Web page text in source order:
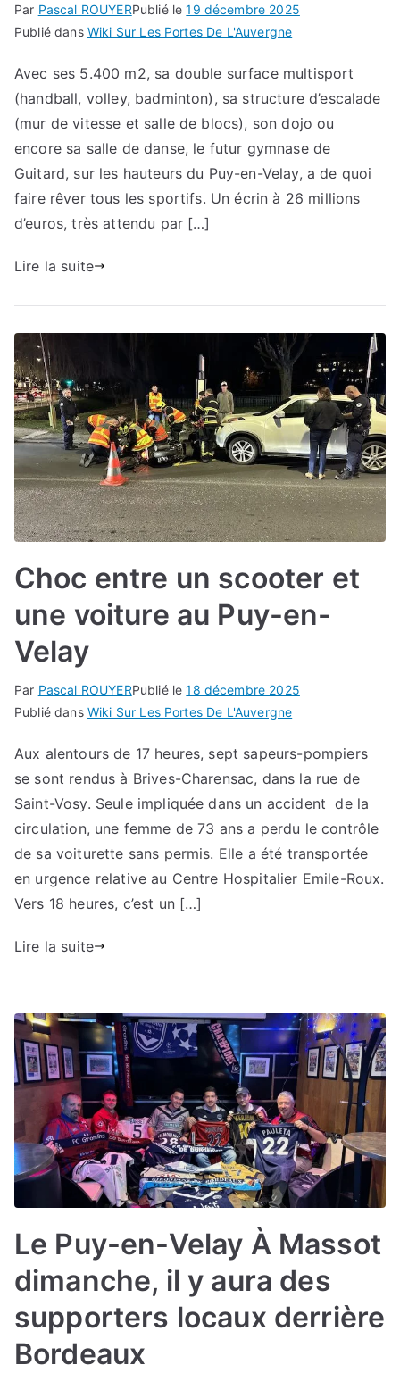
Par Pascal ROUYERPublié le19 décembre 2025
Publié dans Wiki Sur Les Portes De L'Auvergne
Avec ses 5.400 m2, sa double surface multisport
(handball, volley, badminton), sa structure d’escalade
(mur de vitesse et salle de blocs), son dojo ou
encore sa salle de danse, le futur gymnase de
Guitard, sur les hauteurs du Puy-en-Velay, a de quoi
faire rêver tous les sportifs. Un écrin à 26 millions
d’euros, très attendu par […]
Lire la suite
Choc entre un scooter et
une voiture au Puy-en-
Velay
Par Pascal ROUYERPublié le18 décembre 2025
Publié dans Wiki Sur Les Portes De L'Auvergne
Aux alentours de 17 heures, sept sapeurs-pompiers
se sont rendus à Brives-Charensac, dans la rue de
Saint-Vosy. Seule impliquée dans un accident de la
circulation, une femme de 73 ans a perdu le contrôle
de sa voiturette sans permis. Elle a été transportée
en urgence relative au Centre Hospitalier Emile-Roux.
Vers 18 heures, c’est un […]
Lire la suite
Le Puy-en-Velay À Massot
dimanche, il y aura des
supporters locaux derrière
Bordeaux